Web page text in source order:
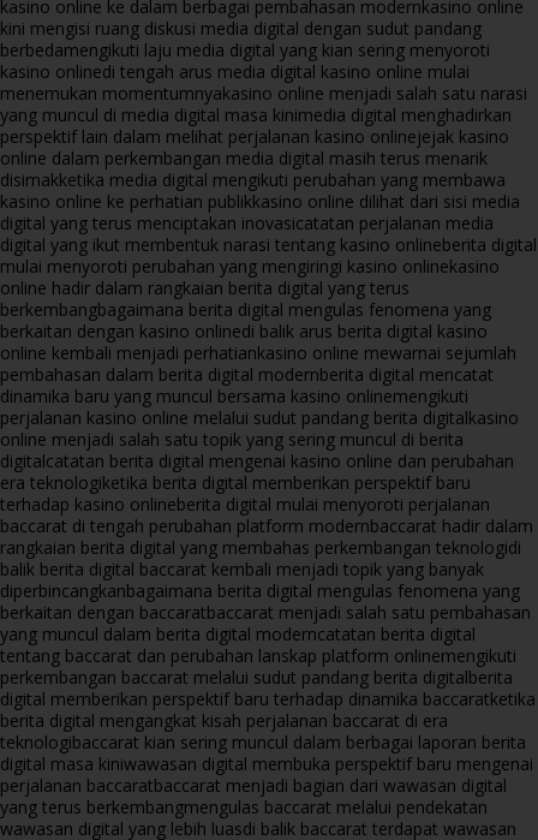
kasino online ke dalam berbagai pembahasan modernkasino online
kini mengisi ruang diskusi media digital dengan sudut pandang
berbedamengikuti laju media digital yang kian sering menyoroti
kasino onlinedi tengah arus media digital kasino online mulai
menemukan momentumnyakasino online menjadi salah satu narasi
yang muncul di media digital masa kinimedia digital menghadirkan
perspektif lain dalam melihat perjalanan kasino onlinejejak kasino
online dalam perkembangan media digital masih terus menarik
disimakketika media digital mengikuti perubahan yang membawa
kasino online ke perhatian publikkasino online dilihat dari sisi media
digital yang terus menciptakan inovasicatatan perjalanan media
digital yang ikut membentuk narasi tentang kasino onlineberita digital
mulai menyoroti perubahan yang mengiringi kasino onlinekasino
online hadir dalam rangkaian berita digital yang terus
berkembangbagaimana berita digital mengulas fenomena yang
berkaitan dengan kasino onlinedi balik arus berita digital kasino
online kembali menjadi perhatiankasino online mewarnai sejumlah
pembahasan dalam berita digital modernberita digital mencatat
dinamika baru yang muncul bersama kasino onlinemengikuti
perjalanan kasino online melalui sudut pandang berita digitalkasino
online menjadi salah satu topik yang sering muncul di berita
digitalcatatan berita digital mengenai kasino online dan perubahan
era teknologiketika berita digital memberikan perspektif baru
terhadap kasino onlineberita digital mulai menyoroti perjalanan
baccarat di tengah perubahan platform modernbaccarat hadir dalam
rangkaian berita digital yang membahas perkembangan teknologidi
balik berita digital baccarat kembali menjadi topik yang banyak
diperbincangkanbagaimana berita digital mengulas fenomena yang
berkaitan dengan baccaratbaccarat menjadi salah satu pembahasan
yang muncul dalam berita digital moderncatatan berita digital
tentang baccarat dan perubahan lanskap platform onlinemengikuti
perkembangan baccarat melalui sudut pandang berita digitalberita
digital memberikan perspektif baru terhadap dinamika baccaratketika
berita digital mengangkat kisah perjalanan baccarat di era
teknologibaccarat kian sering muncul dalam berbagai laporan berita
digital masa kiniwawasan digital membuka perspektif baru mengenai
perjalanan baccaratbaccarat menjadi bagian dari wawasan digital
yang terus berkembangmengulas baccarat melalui pendekatan
wawasan digital yang lebih luasdi balik baccarat terdapat wawasan